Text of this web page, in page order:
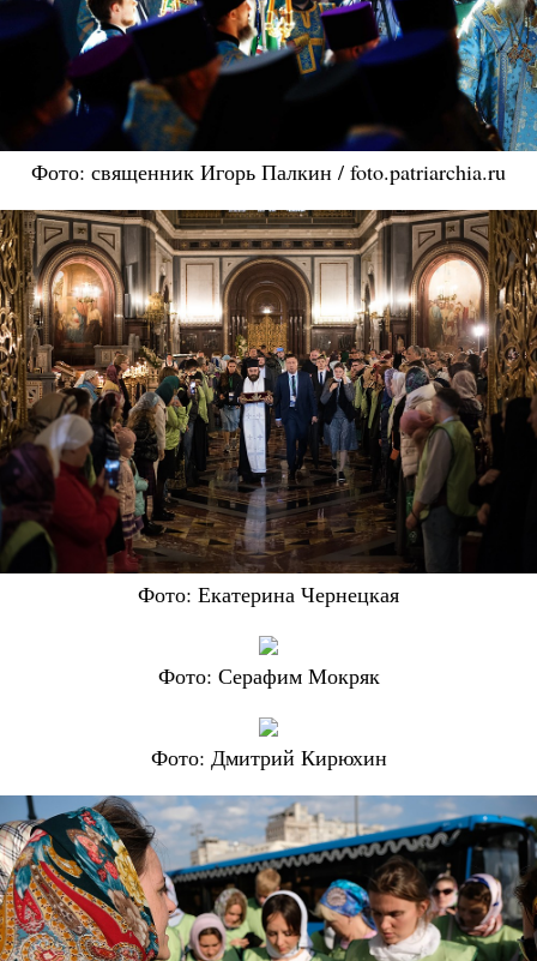
Фото: священник Игорь Палкин / foto.patriarchia.ru
Фото: Екатерина Чернецкая
Фото: Серафим Мокряк
Фото: Дмитрий Кирюхин